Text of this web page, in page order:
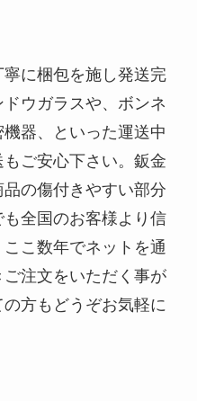
に梱包を施し発送完
ウガラスや、ボンネ
器、といった運送中
ご安心下さい。鈑金
の傷付きやすい部分
全国のお客様より信
こ数年でネットを通
注文をいただく事が
方もどうぞお気軽に